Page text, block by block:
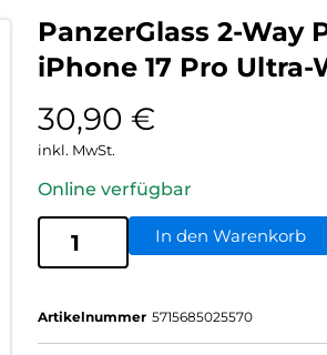
PanzerGlass 2-Way
iPhone 17 Pro
30,90 €
inkl. MwSt.
Online verfügbar
In den Warenkorb
Artikelnummer 5715685025570